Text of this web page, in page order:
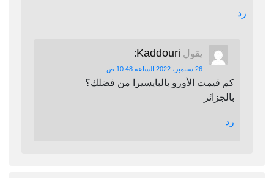
رد
يقول Kaddouri
:
26 سبتمبر، 2022 الساعة 10:48 ص
كم قيمت الأورو بالبايسيرا من فضلك؟
بالجزائر
رد